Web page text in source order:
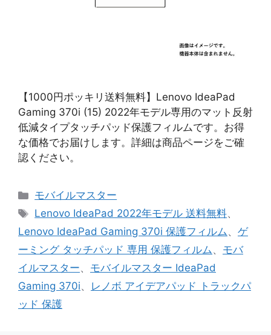
【1000円ポッキリ送料無料】Lenovo IdeaPad
Gaming 370i (15) 2022年モデル専用のマット反射
低減タイプタッチパッド保護フィルムです。お得
な価格でお届けします。詳細は商品ページをご確
認ください。
カ
テ
リ
ー
モバイルマスター
タ
グ
Lenovo IdeaPad 2022年モデル 送料無料、
Lenovo IdeaPad Gaming 370i 保護フィルム、 ゲ
ーミング タッチパッド 専用 保護フィルム、 モバ
イルマスター、 モバイルマスター IdeaPad
Gaming 370i、 レノボ アイデアパッド トラックパ
ッド 保護